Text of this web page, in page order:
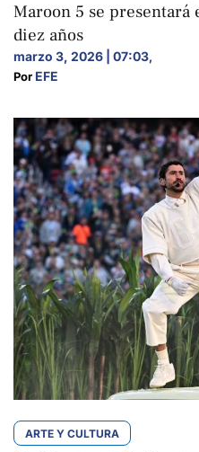
Maroon 5 se presentará
diez años
marzo 3, 2026 | 07:03,
Por EFE
ARTE Y CULTURA